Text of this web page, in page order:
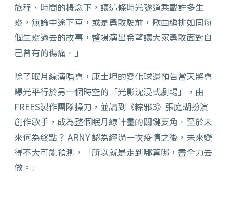
旅程、時間的概念下，讓這條時光隧道乘載許多生
靈，無論中途下車，或是勇敢駛前，歌曲編排如同每
個生靈過去的故事，整場演出希望讓大家勇敢面對自
己曾有的傷痛。」
除了眠月線演唱會，康士坦的變化球還預告當天將會
曝光平行於另一個時空的「光影沈浸式劇場」，由
FREES製作團隊操刀，並請到《粽邪3》張庭瑚扮演
創作歌手，成為整個眠月線計畫的關鍵要角。至於未
來何為終點？ ARNY 認為經過一次疫情之後，未來變
得不大可能預測，「所以就是走到哪算哪，盡全力去
做。」